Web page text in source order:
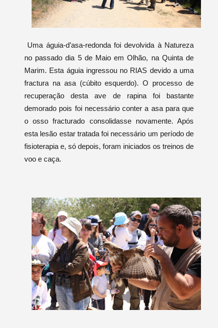
Uma águia-d’asa-redonda foi devolvida à Natureza
no passado dia 5 de Maio em Olhão, na Quinta de
Marim. Esta águia ingressou no RIAS devido a uma
fractura na asa (cúbito esquerdo). O processo de
recuperação desta ave de rapina foi bastante
demorado pois foi necessário conter a asa para que
o osso fracturado consolidasse novamente. Após
esta lesão estar tratada foi necessário um período de
fisioterapia e, só depois, foram iniciados os treinos de
voo e caça.